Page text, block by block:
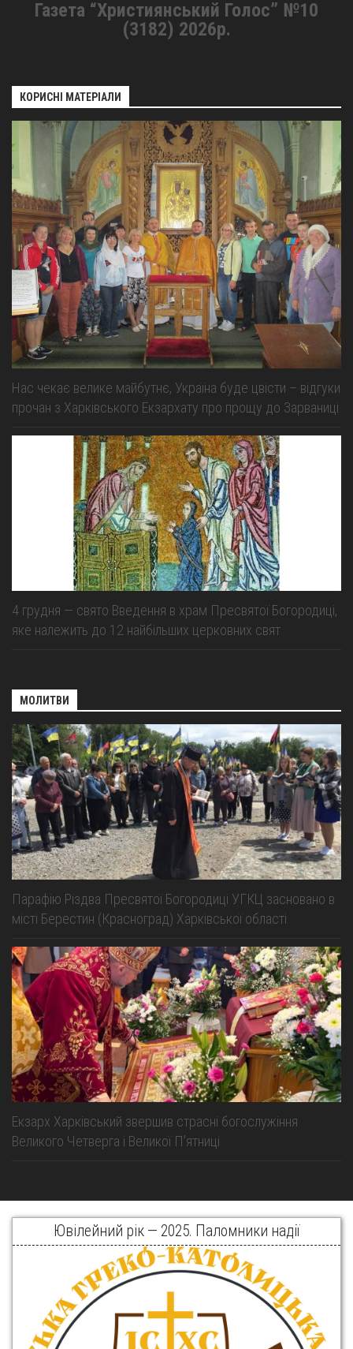
Газета “Християнський Голос” №10
(3182) 2026р.
КОРИСНІ МАТЕРІАЛИ
Нас чекає велике майбутнє, Україна буде цвісти – відгуки
прочан з Харківського Екзархату про прощу до Зарваниці
4 грудня — свято Введення в храм Пресвятої Богородиці,
яке належить до 12 найбільших церковних свят
МОЛИТВИ
Парафію Різдва Пресвятої Богородиці УГКЦ засновано в
місті Берестин (Красноград) Харківської області
Екзарх Харківський звершив страсні богослужіння
Великого Четверга і Великої Пʼятниці
Ювілейний рік — 2025. Паломники надії